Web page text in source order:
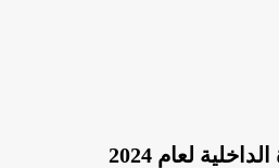
لعام 2024